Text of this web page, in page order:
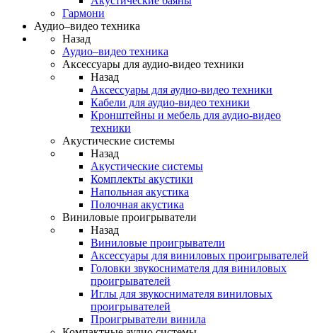
Гармони
Аудио–видео техника
Назад
Аудио–видео техника
Аксессуары для аудио-видео техники
Назад
Аксессуары для аудио-видео техники
Кабели для аудио-видео техники
Кронштейны и мебель для аудио-видео
техники
Акустические системы
Назад
Акустические системы
Комплекты акустики
Напольная акустика
Полочная акустика
Виниловые проигрыватели
Назад
Виниловые проигрыватели
Аксессуары для виниловых проигрывателей
Головки звукоснимателя для виниловых
проигрывателей
Иглы для звукоснимателя виниловых
проигрывателей
Проигрыватели винила